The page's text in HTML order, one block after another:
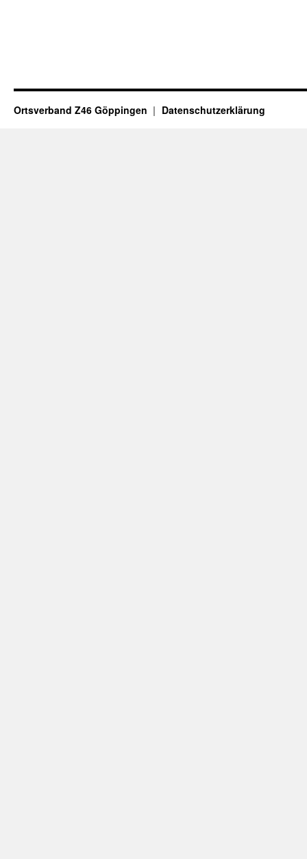
Ortsverband Z46 Göppingen Datenschutzerklärung